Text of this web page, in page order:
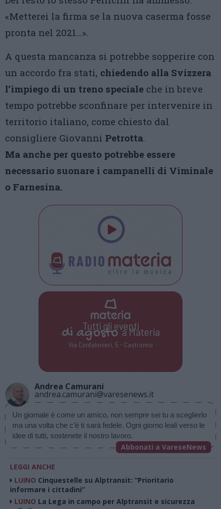
«Metterei la firma se la nuova caserma fosse
pronta nel 2021…».
A questa mancanza si potrebbe sopperire con
un accordo fra stati, chiedendo alla Svizzera
l’impiego di un treno speciale che in breve
tempo potrebbe sconfinare per intervenire in
territorio italiano, come chiesto dal
consigliere Giovanni Petrotta.
Ma anche per questo potrebbe essere
necessario suonare i campanelli di Viminale
o Farnesina.
Tutti gli eventi
di agostoa Materia
Via Confalonieri, 5 - Castronno
Andrea Camurani
andrea.camurani@varesenews.it
Un giornale è come un amico, non sempre sei tu a sceglierlo
ma una volta che c’è ti sarà fedele. Ogni giorno leali verso le
idee di tutti, sostenete il nostro lavoro.
Abbonati a VareseNews
LEGGI ANCHE
LUINO Cinquestelle su Alptransit: “Prioritario
informare i cittadini”
LUINO La Lega in campo per Alptransit e sicurezza